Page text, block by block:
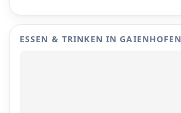
ESSEN & TRINKEN IN GAIENHOFEN